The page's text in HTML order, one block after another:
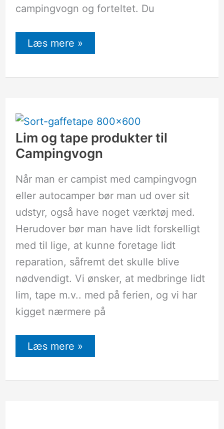
campingvogn og forteltet. Du
Læs mere »
Lim og tape produkter til
Campingvogn
Når man er campist med campingvogn
eller autocamper bør man ud over sit
udstyr, også have noget værktøj med.
Herudover bør man have lidt forskelligt
med til lige, at kunne foretage lidt
reparation, såfremt det skulle blive
nødvendigt. Vi ønsker, at medbringe lidt
lim, tape m.v.. med på ferien, og vi har
kigget nærmere på
tape
produkter
til
Campingvogn
Læs mere »